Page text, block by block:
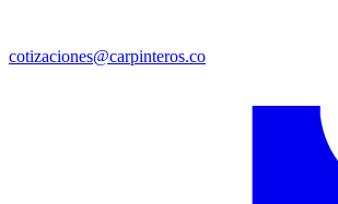
cotizaciones@carpinteros.co